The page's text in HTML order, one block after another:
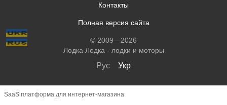
Контакты
Полная версия сайта
© 2009—2026
Лодка Лодка - лодки и моторы
Рус Укр
SaaS платформа для интернет-магазина